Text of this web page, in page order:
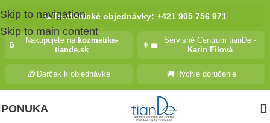
Skip to navigation
Skip to main content
📞Telefonické objednávky: +421 905 756 971
🔒
Nakupujete na kozmetika-
tiande.sk
👩‍💼
Servisné Centrum tianDe -
Karin Filová
🎁 Darček k objednávke 🚚 Rýchle doručenie
PONUKA